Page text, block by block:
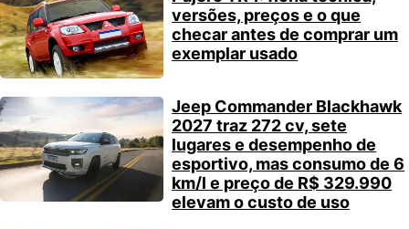
versões, preços e o que
checar antes de comprar um
exemplar usado
Jeep Commander Blackhawk
2027 traz 272 cv, sete
lugares e desempenho de
esportivo, mas consumo de 6
km/l e preço de R$ 329.990
elevam o custo de uso